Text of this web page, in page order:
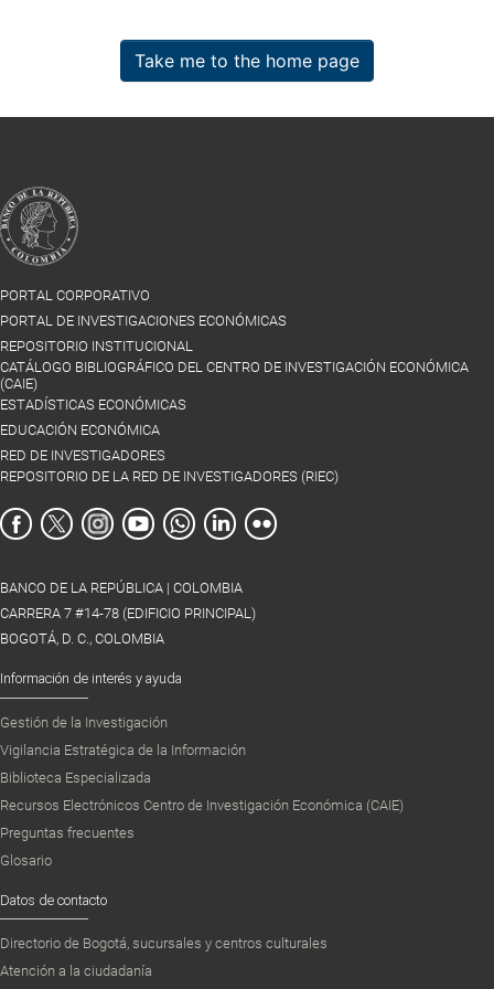
Take me to the home page
PORTAL CORPORATIVO
PORTAL DE INVESTIGACIONES ECONÓMICAS
REPOSITORIO INSTITUCIONAL
CATÁLOGO BIBLIOGRÁFICO DEL CENTRO DE INVESTIGACIÓN ECONÓMICA
(CAIE)
ESTADÍSTICAS ECONÓMICAS
EDUCACIÓN ECONÓMICA
RED DE INVESTIGADORES
REPOSITORIO DE LA RED DE INVESTIGADORES (RIEC)
BANCO DE LA REPÚBLICA | COLOMBIA
CARRERA 7 #14-78 (EDIFICIO PRINCIPAL)
BOGOTÁ, D. C., COLOMBIA
Información de interés y ayuda
Gestión de la Investigación
Vigilancia Estratégica de la Información
Biblioteca Especializada
Recursos Electrónicos Centro de Investigación Económica (CAIE)
Preguntas frecuentes
Glosario
Datos de contacto
Directorio de Bogotá, sucursales y centros culturales
Atención a la ciudadanía